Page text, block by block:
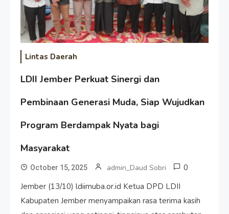
Lintas Daerah
LDII Jember Perkuat Sinergi dan
Pembinaan Generasi Muda, Siap Wujudkan
Program Berdampak Nyata bagi
Masyarakat
October 15, 2025 admin_Daud Sobri
0
Jember (13/10) ldiimuba.or.id Ketua DPD LDII
Kabupaten Jember menyampaikan rasa terima kasih